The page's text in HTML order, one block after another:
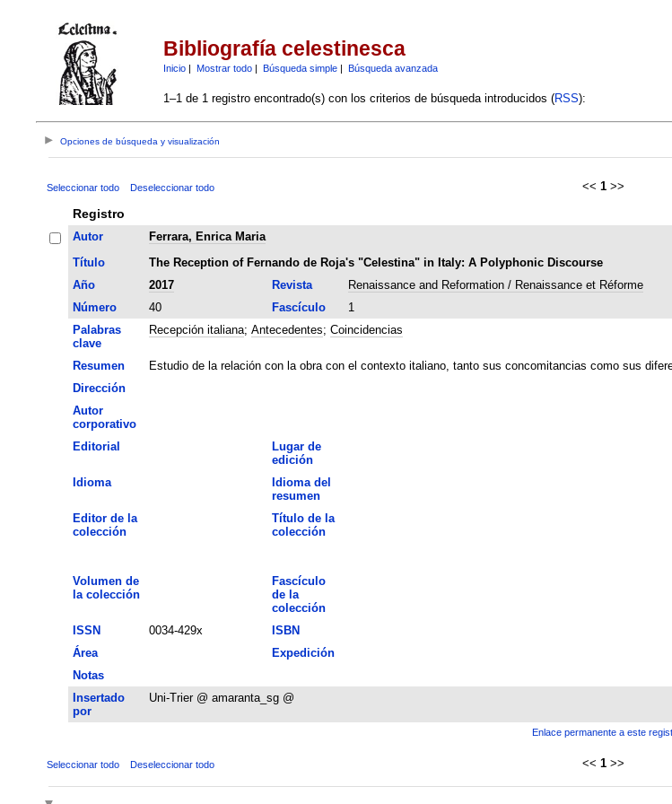
Bibliografía celestinesca
Inicio| Mostrar todo| Búsqueda simple| Búsqueda avanzada
1–1 de 1 registro encontrado(s) con los criterios de búsqueda introducidos (RSS):
Opciones de búsqueda y visualización
Seleccionar todo Deseleccionar todo << 1 >>
Registro
Autor
Ferrara, Enrica Maria
Título
The Reception of Fernando de Roja's "Celestina" in Italy: A Polyphonic Discourse
Año
2017 Revista Renaissance and Reformation / Renaissance et Réforme
Número
40 Fascículo 1
Palabras
clave
Recepción italiana; Antecedentes; Coincidencias
Resumen
Estudio de la relación con la obra con el contexto italiano, tanto sus concomitancias como sus
Dirección
Autor
corporativo
Editorial
Lugar de
edición
Idioma
Idioma del
resumen
Editor de la
colección
Título de la
colección
Volumen de
la colección
Fascículo
de la
colección
ISSN 0034-429x ISBN
Área
Expedición
Notas
Insertado
por
Uni-Trier @ amaranta_sg @
Enlace permanente a este
Seleccionar todo Deseleccionar todo << 1 >>